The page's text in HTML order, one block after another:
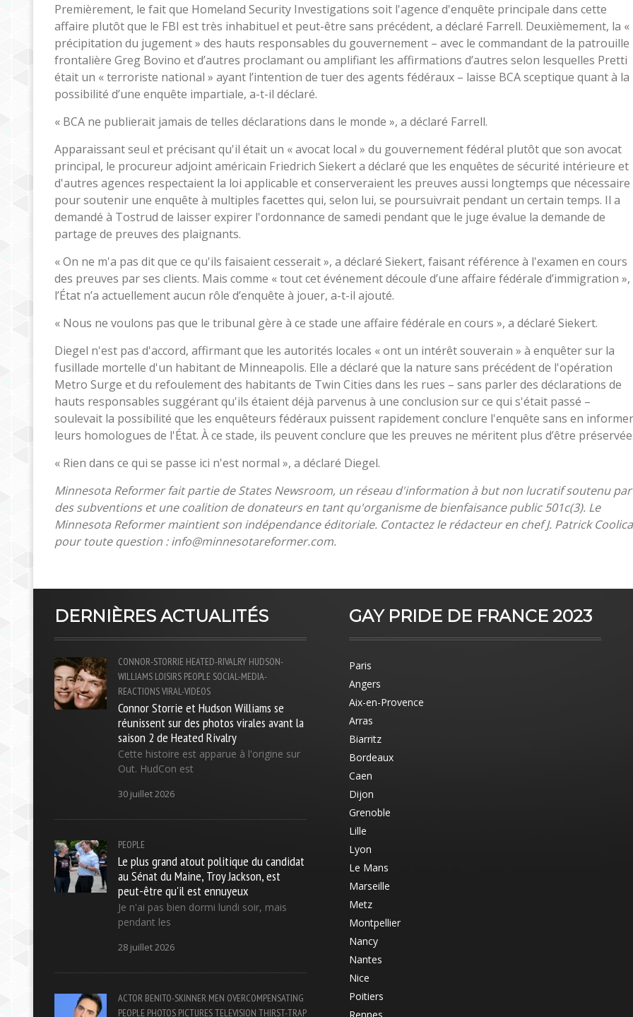
Premièrement, le fait que Homeland Security Investigations soit l'agence d'enquête principale dans cette
affaire plutôt que le FBI est très inhabituel et peut-être sans précédent, a déclaré Farrell. Deuxièmement, la «
précipitation du jugement » des hauts responsables du gouvernement – ​​avec le commandant de la patrouille
frontalière Greg Bovino et d’autres proclamant ou amplifiant les affirmations d’autres selon lesquelles Pretti
était un « terroriste national » ayant l’intention de tuer des agents fédéraux – laisse BCA sceptique quant à la
possibilité d’une enquête impartiale, a-t-il déclaré.
« BCA ne publierait jamais de telles déclarations dans le monde », a déclaré Farrell.
Apparaissant seul et précisant qu'il était un « avocat local » du gouvernement fédéral plutôt que son avocat
principal, le procureur adjoint américain Friedrich Siekert a déclaré que les enquêtes de sécurité intérieure et
d'autres agences respectaient la loi applicable et conserveraient les preuves aussi longtemps que nécessaire
pour soutenir une enquête à multiples facettes qui, selon lui, se poursuivrait pendant un certain temps. Il a
demandé à Tostrud de laisser expirer l'ordonnance de samedi pendant que le juge évalue la demande de
partage de preuves des plaignants.
« On ne m'a pas dit que ce qu'ils faisaient cesserait », a déclaré Siekert, faisant référence à l'examen en cours
des preuves par ses clients. Mais comme « tout cet événement découle d’une affaire fédérale d’immigration »,
l’État n’a actuellement aucun rôle d’enquête à jouer, a-t-il ajouté.
« Nous ne voulons pas que le tribunal gère à ce stade une affaire fédérale en cours », a déclaré Siekert.
Diegel n'est pas d'accord, affirmant que les autorités locales « ont un intérêt souverain » à enquêter sur la
fusillade mortelle d'un habitant de Minneapolis. Elle a déclaré que la nature sans précédent de l'opération
Metro Surge et du refoulement des habitants de Twin Cities dans les rues – sans parler des déclarations de
hauts responsables suggérant qu'ils étaient déjà parvenus à une conclusion sur ce qui s'était passé –
soulevait la possibilité que les enquêteurs fédéraux puissent rapidement conclure l'enquête sans en informer
leurs homologues de l'État. À ce stade, ils peuvent conclure que les preuves ne méritent plus d’être
« Rien dans ce qui se passe ici n'est normal », a déclaré Diegel.
Minnesota Reformer fait partie de States Newsroom, un réseau d'information à but non lucratif soutenu par
des subventions et une coalition de donateurs en tant qu'organisme de bienfaisance public 501c(3). Le
Minnesota Reformer maintient son indépendance éditoriale. Contactez le rédacteur en chef J. Patrick
pour toute question :info@minnesotareformer.com.
DERNIÈRES ACTUALITÉS
CONNOR-STORRIE HEATED-RIVALRY HUDSON-
WILLIAMS LOISIRS PEOPLE SOCIAL-MEDIA-
REACTIONSVIRAL-VIDEOS
Connor Storrie et Hudson Williams se
réunissent sur des photos virales avant la
saison 2 de Heated Rivalry
Cette histoire est apparue à l'origine sur
Out. HudCon est
30 juillet 2026
PEOPLE
Le plus grand atout politique du candidat
au Sénat du Maine, Troy Jackson, est
peut-être qu'il est ennuyeux
Je n'ai pas bien dormi lundi soir, mais
pendant les
28 juillet 2026
ACTOR BENITO-SKINNER MEN OVERCOMPENSATING
PEOPLE PHOTOS PICTURESTELEVISION THIRST-TRAP
GAY PRIDE DE FRANCE 2023
Paris
Angers
Aix-en-Provence
Arras
Biarritz
Bordeaux
Caen
Dijon
Grenoble
Lille
Lyon
Le Mans
Marseille
Metz
Montpellier
Nancy
Nantes
Nice
Poitiers